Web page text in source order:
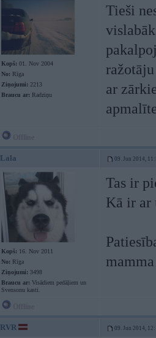
Kopš: 01. Nov 2004
No: Rīga
Ziņojumi: 2213
Braucu ar: Radziņu
Tieši
ar
Lala 09. Jun 2014,
Kopš: 16. Nov 2011
No: Rīga
Ziņojumi: 3498
Braucu ar: Visādiem pedāļiem un
Svensonu kasti.
Tas ir
Kā ir ar
RVR 09. Jun 2014,